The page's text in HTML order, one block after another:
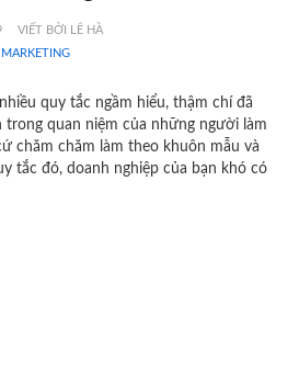
VIẾT BỞI LÊ HÀ
quy tắc ngầm hiểu, thậm chí đã
quan niệm của những người làm
chăm chăm làm theo khuôn mẫu và
tắc đó, doanh nghiệp của bạn khó có